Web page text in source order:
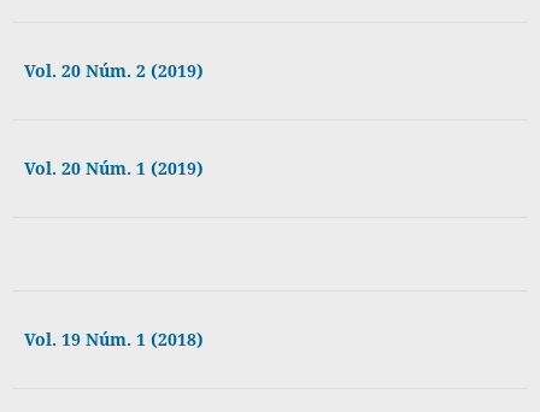
Vol. 20 Núm. 2 (2019)
Vol. 20 Núm. 1 (2019)
Vol. 19 Núm. 1 (2018)